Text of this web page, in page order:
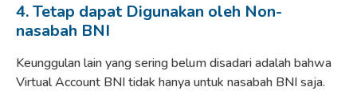
4. Tetap dapat Digunakan oleh Non-
nasabah BNI
Keunggulan lain yang sering belum disadari adalah bahwa
Virtual Account BNI tidak hanya untuk nasabah BNI saja.